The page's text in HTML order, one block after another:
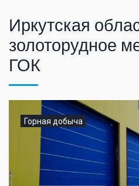
Иркутская
золоторудное
ГОК
Горная добыча